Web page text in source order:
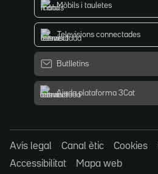
Mòbils i tauletes
Televisions connectades
Butlletins
Ajuda plataforma 3Cat
Avís legal Canal ètic Cookies
Accessibilitat
Mapa web